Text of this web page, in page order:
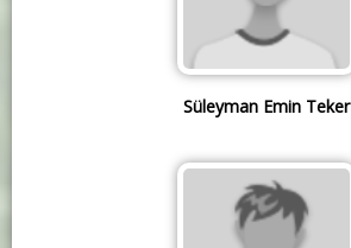
Süleyman Emin Teker